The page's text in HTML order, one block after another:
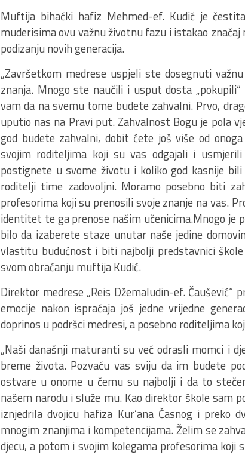
Muftija bihaćki hafiz Mehmed-ef. Kudić je
muderisima ovu važnu životnu fazu i istakao
podizanju novih generacija.
„Završetkom medrese uspjeli ste dosegnuti
znanja. Mnogo ste naučili i usput dosta
vam da na svemu tome budete zahvalni. Prvo,
uputio nas na Pravi put. Zahvalnost Bogu je pola
god budete zahvalni, dobit ćete još više od
svojim roditeljima koji su vas odgajali i
postignete u svome životu i koliko god kasnije
roditelji time zadovoljni. Moramo posebno biti
profesorima koji su prenosili svoje znanje na vas.
identitet te ga prenose našim učenicima.Mnogo je
bilo da izaberete staze unutar naše jedine
vlastitu budućnost i biti najbolji predstavnici
svom obraćanju muftija Kudić.
Direktor medrese „Reis Džemaludin-ef. Čaušević“
emocije nakon ispraćaja još jedne vrijedne
doprinos u podršci medresi, a posebno roditeljima
„Naši današnji maturanti su već odrasli momci i
breme života. Pozvaću vas sviju da im budete
ostvare u onome u čemu su najbolji i da to
našem narodu i služe mu. Kao direktor škole sam
iznjedrila dvojicu hafiza Kur’ana Časnog i preko
mnogim znanjima i kompetencijama. Želim se
djecu, a potom i svojim kolegama profesorima koji